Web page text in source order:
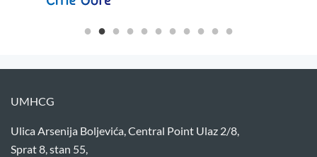
UMHCG
Ulica Arsenija Boljevića, Central Point Ulaz 2/8,
Sprat 8, stan 55,